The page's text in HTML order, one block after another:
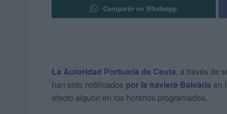
Compartir en Whatsapp
La Autoridad Portuaria de Ceuta, a través de
han sido notificados por la naviera Baleària en
efecto alguno en los horarios programados.